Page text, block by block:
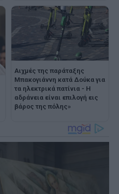
Αιχμές της παράταξης
Μπακογιάννη κατά Δούκα για
τα ηλεκτρικά πατίνια - Η
αδράνεια είναι επιλογή εις
βάρος της πόλης»